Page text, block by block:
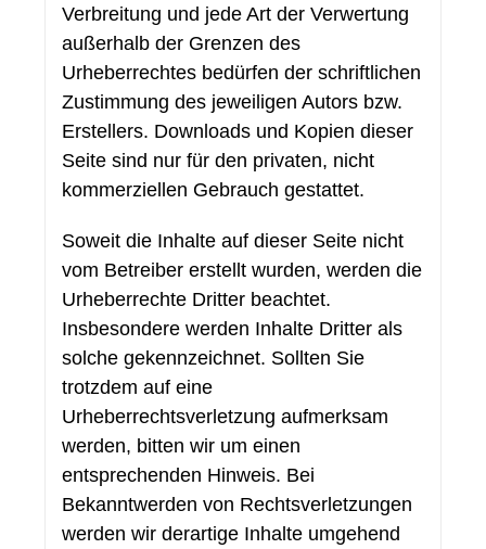
Verbreitung und jede Art der Verwertung
außerhalb der Grenzen des
Urheberrechtes bedürfen der schriftlichen
Zustimmung des jeweiligen Autors bzw.
Erstellers. Downloads und Kopien dieser
Seite sind nur für den privaten, nicht
kommerziellen Gebrauch gestattet.
Soweit die Inhalte auf dieser Seite nicht
vom Betreiber erstellt wurden, werden die
Urheberrechte Dritter beachtet.
Insbesondere werden Inhalte Dritter als
solche gekennzeichnet. Sollten Sie
trotzdem auf eine
Urheberrechtsverletzung aufmerksam
werden, bitten wir um einen
entsprechenden Hinweis. Bei
Bekanntwerden von Rechtsverletzungen
werden wir derartige Inhalte umgehend